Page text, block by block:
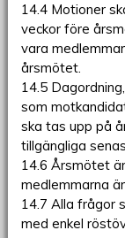
14.4 Motioner
veckor före
vara
årsmötet.
14.5
som
ska tas upp på
tillgängliga
14.6 Årsmötet
medlemmarna
14.7 Alla frågor
med enkel